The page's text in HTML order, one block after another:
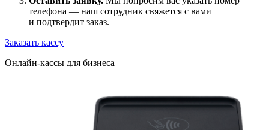
телефона — наш сотрудник свяжется с вами
и подтвердит заказ.
Заказать кассу
Онлайн-кассы для бизнеса